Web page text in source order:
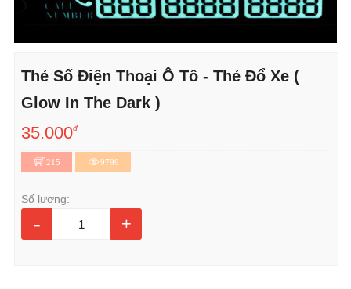
Thẻ Số Điện Thoại Ô Tô - Thẻ Đổ Xe (
Glow In The Dark )
35.000đ
215 9799
Số lượng:
- +